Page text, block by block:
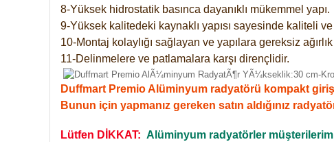
8-Yüksek hidrostatik basınca dayanıklı mükemmel yapı.
9-Yüksek kalitedeki kaynaklı yapısı sayesinde kaliteli
10-Montaj kolaylığı sağlayan ve yapılara gereksiz
11-Delinmelere ve patlamalara karşı dirençlidir.
Duffmart Premio Alüminyum radyatörü kompakt
Bunun için yapmanız gereken satın aldığınız
Lütfen DİKKAT: Alüminyum radyatörler